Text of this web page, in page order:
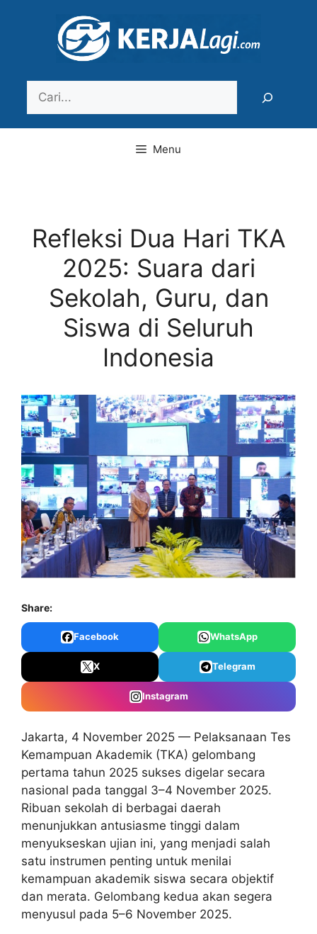
Menu
Refleksi Dua Hari TKA
2025: Suara dari
Sekolah, Guru, dan
Siswa di Seluruh
Indonesia
Share:
Facebook WhatsApp
X Telegram
Instagram
Jakarta, 4 November 2025 — Pelaksanaan Tes
Kemampuan Akademik (TKA) gelombang
pertama tahun 2025 sukses digelar secara
nasional pada tanggal 3–4 November 2025.
Ribuan sekolah di berbagai daerah
menunjukkan antusiasme tinggi dalam
menyukseskan ujian ini, yang menjadi salah
satu instrumen penting untuk menilai
kemampuan akademik siswa secara objektif
dan merata. Gelombang kedua akan segera
menyusul pada 5–6 November 2025.